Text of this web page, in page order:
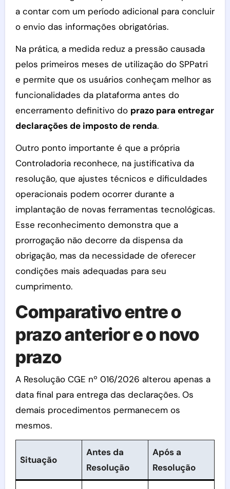
a contar com um período adicional para concluir
o envio das informações obrigatórias.
Na prática, a medida reduz a pressão causada
pelos primeiros meses de utilização do SPPatri
e permite que os usuários conheçam melhor as
funcionalidades da plataforma antes do
encerramento definitivo do prazo para entregar
declarações de imposto de renda.
Outro ponto importante é que a própria
Controladoria reconhece, na justificativa da
resolução, que ajustes técnicos e dificuldades
operacionais podem ocorrer durante a
implantação de novas ferramentas tecnológicas.
Esse reconhecimento demonstra que a
prorrogação não decorre da dispensa da
obrigação, mas da necessidade de oferecer
condições mais adequadas para seu
cumprimento.
Comparativo entre o
prazo anterior e o novo
prazo
A Resolução CGE nº 016/2026 alterou apenas a
data final para entrega das declarações. Os
demais procedimentos permanecem os
mesmos.
Situação
Antes da
Resolução
Após a
Resolução